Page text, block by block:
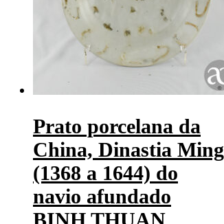
Prato porcelana da
China, Dinastia Ming
(1368 a 1644) do
navio afundado